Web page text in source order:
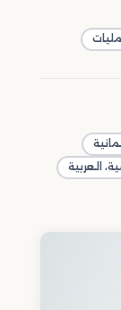
العربية